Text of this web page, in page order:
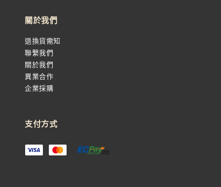
關於我們
退換貨需知
聯繫我們
關於我們
異業合作
企業採購
支付方式